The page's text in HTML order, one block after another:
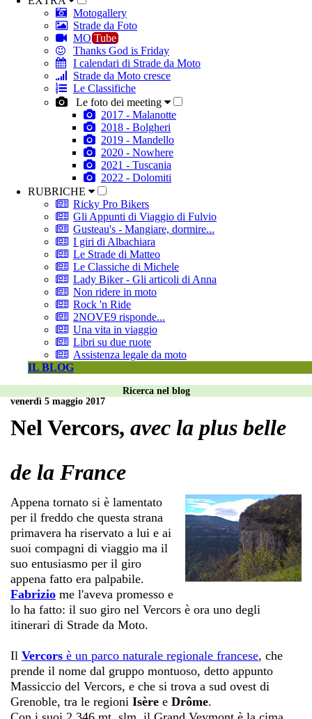
Motogallery
Strade da Foto
MO Tube
Thanks God is Friday
I calendari di Strade da Moto
Strade da Moto cresce
Le Classifiche
Le foto dei meeting
2017 - Malanotte
2018 - Bolgheri
2019 - Mandello
2020 - Nowhere
2021 - Tuscania
2022 - Dolomiti
RUBRICHE
Ricky Pro Bikers
Gli Appunti di Viaggio di Fulvio
Gusteau's - Mangiare, dormire...
I giri di Albachiara
Le Strade di Matteo
Le Classiche di Michele
Lady Biker - Gli articoli di Anna
Non ridere in moto
Rock 'n Ride
2NOVE9 risponde...
Una vita in viaggio
Libri su due ruote
Assistenza legale da moto
IL BLOG
Ricerca nel blog
venerdì 5 maggio 2017
Nel Vercors, avec la plus belle
de la France
Appena tornato si è lamentato
per il freddo che questa strana
primavera ha riservato a lui e ai
suoi compagni di viaggio ma il
suo entusiasmo per il giro
appena fatto era palpabile.
Fabrizio me l'aveva promesso e
lo ha fatto: il suo giro nel Vercors è ora uno degli
itinerari di Strade da Moto.
Il Vercors è un parco naturale regionale francese, che
prende il nome dal gruppo montuoso, detto appunto
Massiccio del Vercors, e che si trova a sud ovest di
Grenoble, tra le regioni Isère e Drôme.